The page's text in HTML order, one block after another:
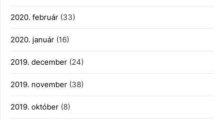
2020. február (33)
2020. január (16)
2019. december (24)
2019. november (38)
2019. október (8)